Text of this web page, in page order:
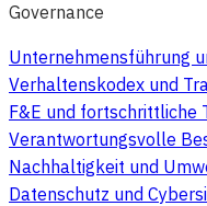
Governance
Unternehmensführung
Verhaltenskodex und
F&E und fortschrittliche
Verantwortungsvolle
Nachhaltigkeit und
Datenschutz und